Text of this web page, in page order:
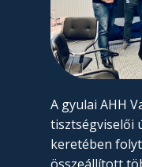
A gyulai AHH
tisztségviselői
keretében